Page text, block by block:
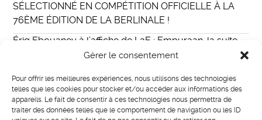
Gérer le consentement
Pour offrir les meilleures expériences, nous utilisons des technologies
telles que les cookies pour stocker et/ou accéder aux informations des
appareils. Le fait de consentir à ces technologies nous permettra de
traiter des données telles que le comportement de navigation ou les ID
SÉLECTIONNÉ EN COMPÉTITION OFFICIELLE À LA
76ÈME ÉDITION DE LA BERLINALE !
Ériq Ebouaney à l’affiche de L2E : Empuraan, la suite
du film indien Lucifer au casting international
Eriq Ebouaney incarne Fallou dans The Walking Dead :
Daryl Dixon
MISTER E PARIS